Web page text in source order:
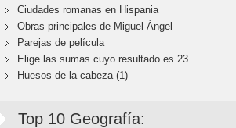
Ciudades romanas en Hispania
Obras principales de Miguel Ángel
Parejas de película
Elige las sumas cuyo resultado es 23
Huesos de la cabeza (1)
Top 10 Geografía: